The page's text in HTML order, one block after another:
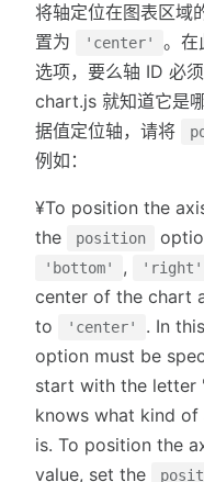
将轴定位在图表区域
置为
'center' 。在
选项，要么轴 ID 必
chart.js 就知道它是
据值定位轴，请将
例如：
¥To position the
the
position
'bottom' , 'right'
center of the chart
to
'center' . In
option must be
start with the letter
knows what kind
is. To position the
value, set the